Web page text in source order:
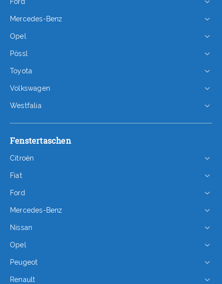
Ford
Mercedes-Benz
Opel
Pössl
Toyota
Volkswagen
Westfalia
Fenstertaschen
Citroën
Fiat
Ford
Mercedes-Benz
Nissan
Opel
Peugeot
Renault